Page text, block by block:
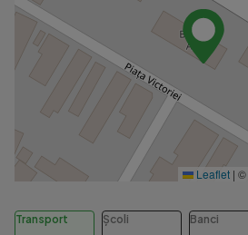
Leaflet | ©
Transport Școli Banci